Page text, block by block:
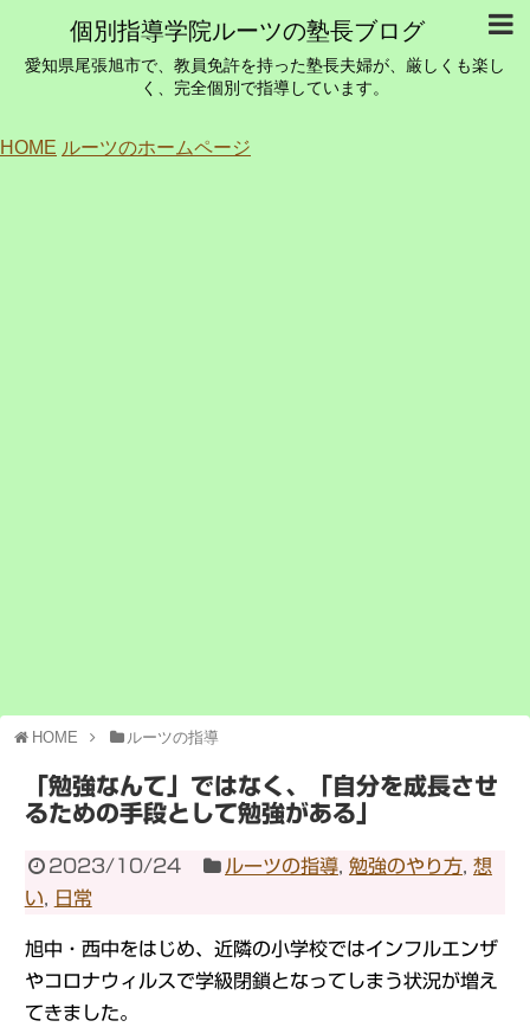
個別指導学院ルーツの塾長ブログ
愛知県尾張旭市で、教員免許を持った塾長夫婦が、厳しくも楽し
く、完全個別で指導しています。
HOME ルーツのホームページ
HOME ルーツの指導
「勉強なんて」ではなく、「自分を成長させ
るための手段として勉強がある」
2023/10/24 ルーツの指導 ,勉強のやり方 ,想
い
日常
旭中・西中をはじめ、近隣の小学校ではインフルエンザ
やコロナウィルスで学級閉鎖となってしまう状況が増え
てきました。